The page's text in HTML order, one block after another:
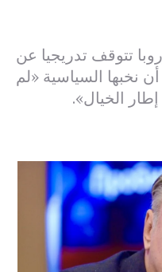
تتوقف تدريجيا عن
نخبها السياسية «لم
الخيال».